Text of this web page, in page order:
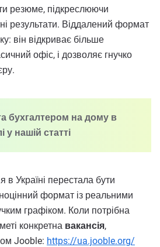
резюме, підкреслюючи
результати. Віддалений формат
він відкриває більше
офіс, і дозволяє гнучко
бухгалтером на дому в
у нашій статті
в Україні перестала бути
формат із реальними
графіком. Коли потрібна
конкретна вакансія,
Jooble: https://ua.jooble.org/